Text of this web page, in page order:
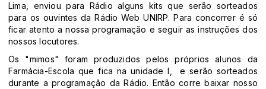
Lima, enviou para Rádio alguns kits que serão sorteados
para os ouvintes da Rádio Web UNIRP. Para concorrer é só
ficar atento a nossa programação e seguir as instruções dos
nossos locutores.
Os "mimos" foram produzidos pelos próprios alunos da
Farmácia-Escola que fica na unidade I, e serão sorteados
durante a programação da Rádio. Então corre baixar nosso